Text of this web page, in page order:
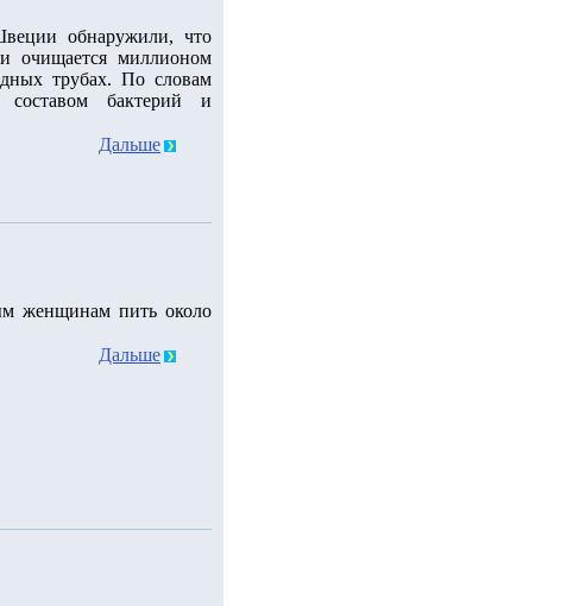
обнаружили, что
очищается миллионом
трубах. По словам
составом бактерий и
Дальше
женщинам пить около
Дальше